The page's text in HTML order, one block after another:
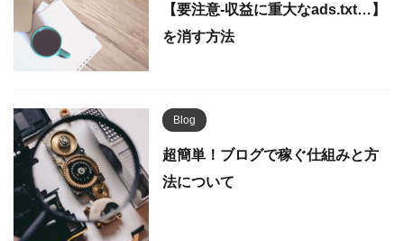
【要注意‐収益に重大なads.txt…】
を消す方法
Blog
超簡単！ブログで稼ぐ仕組みと方
法について